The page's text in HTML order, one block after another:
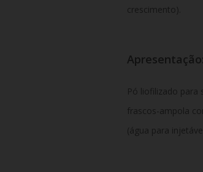
crescimento).
Apresentação:
Pó liofilizado para
frascos-ampola
(água para